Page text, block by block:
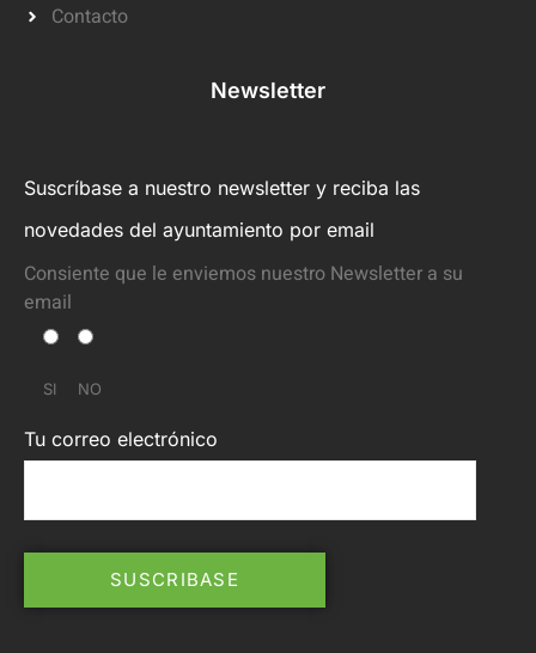
Contacto
Newsletter
Suscríbase a nuestro newsletter y reciba las
novedades del ayuntamiento por email
Consiente que le enviemos nuestro Newsletter a su
email
SI NO
Tu correo electrónico